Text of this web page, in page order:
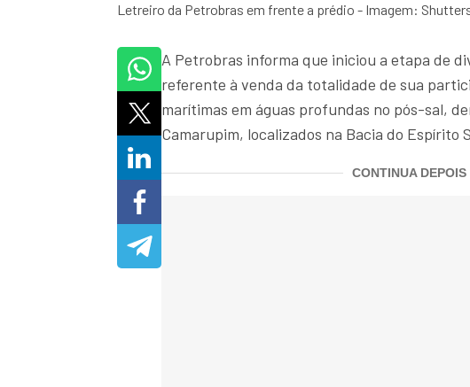
Letreiro da Petrobras em frente a prédio - Imagem:
A Petrobras informa que iniciou a etapa de
referente à venda da totalidade de sua
marítimas em águas profundas no pós-sal,
Camarupim, localizados na Bacia do Espírito
CONTINUA